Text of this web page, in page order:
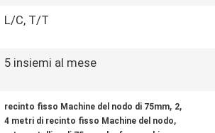
L/C, T/T
5 insiemi al mese
recinto fisso Machine del nodo di 75mm, 2,
4 metri di recinto fisso Machine del nodo,